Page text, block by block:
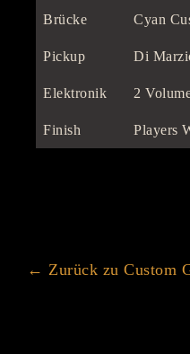
Brücke Cyan
Pickup Di
Elektronik 2
Finish Players
← Zurück zu Custom